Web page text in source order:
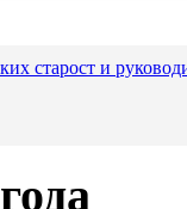
старост и